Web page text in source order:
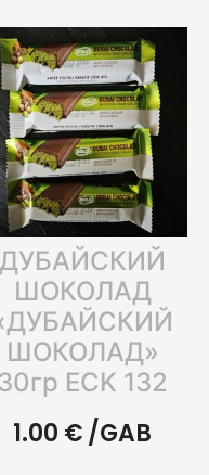
ДУБАЙСКИЙ
ШОКОЛАД
ШОКОЛАД»
30гр ECK 132
1.00 €/GAB